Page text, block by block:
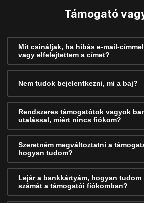
Támogató
Mit csináljak, ha hibás e-mail-
vagy elfelejtettem a címet?
Nem tudok bejelentkezni, mi a baj?
Rendszeres támogatótok vagyok
utalással, miért nincs fiókom?
Szeretném megváltoztatni a
hogyan tudom?
Lejár a bankkártyám, hogyan
számát a támogatói fiókomban?